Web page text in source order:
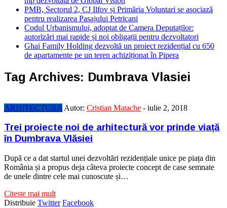
PMB, Sectorul 2, CJ Ilfov și Primăria Voluntari se asociază
pentru realizarea Pasajului Petricani
Codul Urbanismului, adoptat de Camera Deputaților:
autorizări mai rapide și noi obligații pentru dezvoltatori
Ghai Family Holding dezvoltă un proiect rezidențial cu 650
de apartamente pe un teren achiziționat în Pipera
Tag Archives: Dumbrava Vlasiei
ARHITECTURA Autor: Cristian Matache - iulie 2, 2018
Trei proiecte noi de arhitectură vor prinde viață
în Dumbrava Vlăsiei
După ce a dat startul unei dezvoltări rezidențiale unice pe piața din
România și a propus deja câteva proiecte concept de case semnate
de unele dintre cele mai cunoscute și…
Citeste mai mult
Distribuie Twitter Facebook